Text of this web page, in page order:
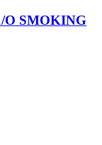
O SMOKING